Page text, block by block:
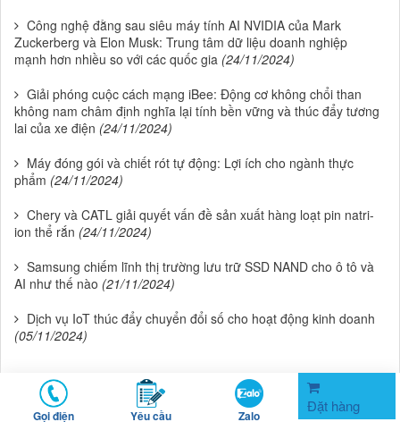
Công nghệ đằng sau siêu máy tính AI NVIDIA của Mark
Zuckerberg và Elon Musk: Trung tâm dữ liệu doanh nghiệp
mạnh hơn nhiều so với các quốc gia (24/11/2024)
Giải phóng cuộc cách mạng iBee: Động cơ không chổi than
không nam châm định nghĩa lại tính bền vững và thúc đẩy tương
lai của xe điện (24/11/2024)
Máy đóng gói và chiết rót tự động: Lợi ích cho ngành thực
phẩm (24/11/2024)
Chery và CATL giải quyết vấn đề sản xuất hàng loạt pin natri-
ion thể rắn (24/11/2024)
Samsung chiếm lĩnh thị trường lưu trữ SSD NAND cho ô tô và
AI như thế nào (21/11/2024)
Dịch vụ IoT thúc đẩy chuyển đổi số cho hoạt động kinh doanh
(05/11/2024)
Gọi điện Yêu cầu Zalo
Đặt hàng